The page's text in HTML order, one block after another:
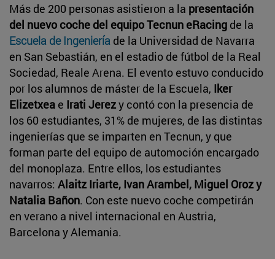
Más de 200 personas asistieron a la presentación
del nuevo coche del equipo Tecnun eRacing de la
Escuela de Ingeniería de la Universidad de Navarra
en San Sebastián, en el estadio de fútbol de la Real
Sociedad, Reale Arena. El evento estuvo conducido
por los alumnos de máster de la Escuela, Iker
Elizetxea e Irati Jerezy contó con la presencia de
los 60 estudiantes, 31% de mujeres, de las distintas
ingenierías que se imparten en Tecnun, y que
forman parte del equipo de automoción encargado
del monoplaza. Entre ellos, los estudiantes
navarros: Alaitz Iriarte, Ivan Arambel, Miguel Oroz y
Natalia Bañon. Con este nuevo coche competirán
en verano a nivel internacional en Austria,
Barcelona y Alemania.